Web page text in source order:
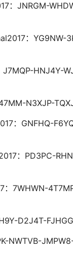
：JNRGM-
：YG9NW-
HNJ4Y-
N3XJP-
：GNFHQ-
：PD3PC-
：7WHWN-
D2J4T-
NWTVB-